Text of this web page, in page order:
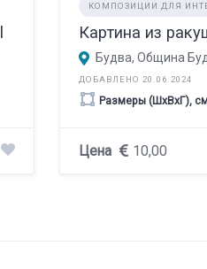
КОМПОЗИЦИИ ДЛЯ
Картина из
Будва, Община
ДОБАВЛЕНО 20.06.2024
Размеры (ШхВхГ),
Цена 10,00